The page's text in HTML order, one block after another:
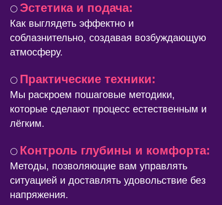
⚪️ Эстетика и подача:
Как выглядеть эффектно и
соблазнительно, создавая возбуждающую
атмосферу.
⚪️ Практические техники:
Мы раскроем пошаговые методики,
которые сделают процесс естественным и
лёгким.
⚪️ Контроль глубины и комфорта:
Методы, позволяющие вам управлять
ситуацией и доставлять удовольствие без
напряжения.